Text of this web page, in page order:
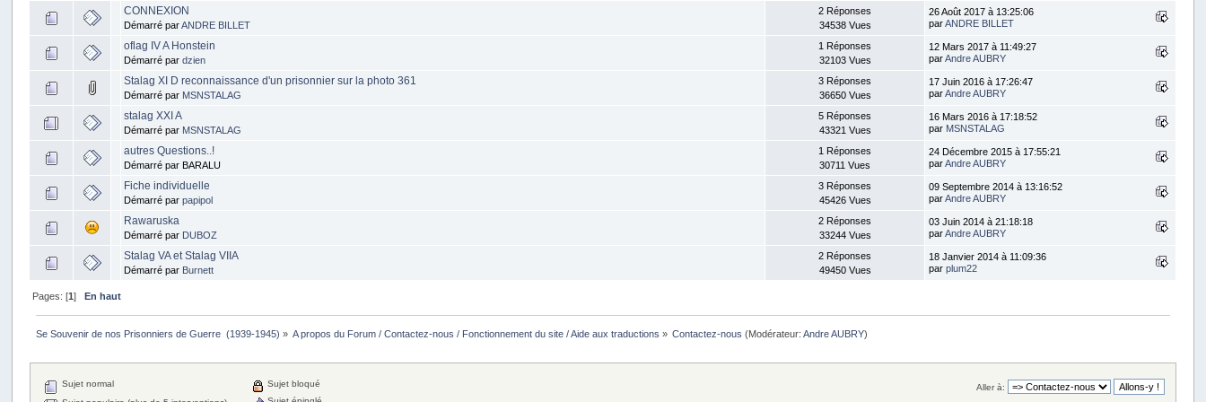
CONNEXION
Démarré parANDRE BILLET
2 Réponses
34538 Vues
26 Août 2017 à 13:25:06
parANDRE BILLET
oflag IV A Honstein
Démarré pardzien
1 Réponses
32103 Vues
12 Mars 2017 à 11:49:27
parAndre AUBRY
Stalag XI D reconnaissance d'un prisonnier sur la photo 361
Démarré par MSNSTALAG
3 Réponses
36650 Vues
17 Juin 2016 à 17:26:47
parAndre AUBRY
stalag XXI A
Démarré par MSNSTALAG
5 Réponses
43321 Vues
16 Mars 2016 à 17:18:52
par MSNSTALAG
autres Questions..!
Démarré par BARALU
1 Réponses
30711 Vues
24 Décembre 2015 à 17:55:21
parAndre AUBRY
Fiche individuelle
Démarré parpapipol
3 Réponses
45426 Vues
09 Septembre 2014 à 13:16:52
parAndre AUBRY
Rawaruska
Démarré par DUBOZ
2 Réponses
33244 Vues
03 Juin 2014 à 21:18:18
parAndre AUBRY
Stalag VA et Stalag VIIA
Démarré par Burnett
2 Réponses
49450 Vues
18 Janvier 2014 à 11:09:36
parplum22
Pages: [1] En haut
Se Souvenir de nos Prisonniers de Guerre  (1939-1945) » A propos du Forum / Contactez-nous / Fonctionnement du site / Aide aux traductions » Contactez-nous (Modérateur:Andre AUBRY)
Aller à:
Sujet normal
Sujet bloqué